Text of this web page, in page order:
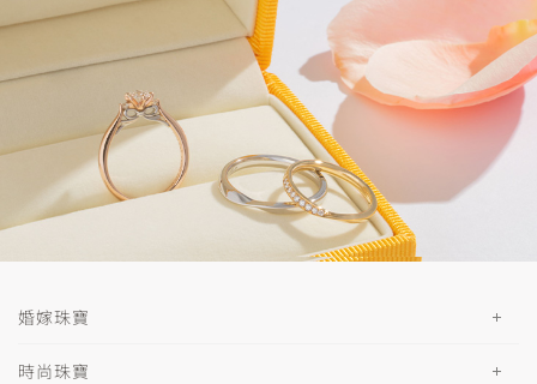
婚嫁珠寶
時尚珠寶